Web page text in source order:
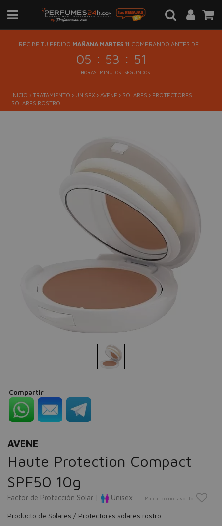
RECIBE TU PEDIDO MAÑANA MARTES 11 COMPRANDO ANTES DE...
05 : 53 : 51
HORAS MINUTOS SEGUNDOS
INICIO › TRATAMIENTO › UNISEX › AVENE › SOLARES › PROTECTORES
SOLARES ROSTRO
Compartir
AVENE
Haute Protection Compact
SPF50 10g
Factor de Protección Solar | Unisex Marcar como favorito
Producto de Solares / Protectores solares rostro